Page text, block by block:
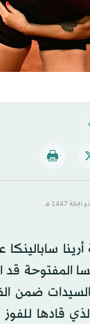
أرينا
المفتوحة قد
ضمن
قادها